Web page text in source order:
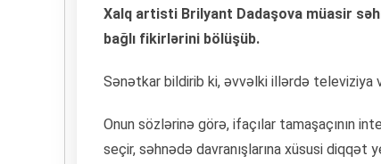
Xalq artisti Brilyant Dadaşova müasir
bağlı fikirlərini bölüşüb.
Sənətkar bildirib ki, əvvəlki illərdə televiziya
Onun sözlərinə görə, ifaçılar tamaşaçının
seçir, səhnədə davranışlarına xüsusi diqqət